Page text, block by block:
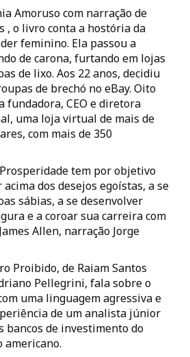
Amoruso com narração de
, o livro conta a hostória da
feminino. Ela passou a
de carona, furtando em lojas
de lixo. Aos 22 anos, decidiu
de brechó no eBay. Oito
fundadora, CEO e diretora
uma loja virtual de mais de
com mais de 350
tem por objetivo
dos desejos egoístas, a se
sábias, a se desenvolver
e a coroar sua carreira com
Allen, narração Jorge
Proibido, de Raiam Santos
Pellegrini, fala sobre o
uma linguagem agressiva e
de um analista júnior
bancos de investimento do
americano.